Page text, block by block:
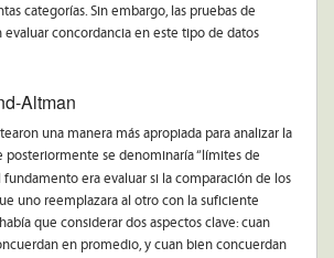
categorías. Sin embargo, las pruebas de
evaluar concordancia en este tipo de datos
Altman
una manera más apropiada para analizar la
posteriormente se denominaría “límites de
fundamento era evaluar si la comparación de los
uno reemplazara al otro con la suficiente
que considerar dos aspectos clave: cuan
en promedio, y cuan bien concuerdan